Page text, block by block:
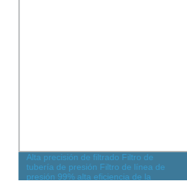
Alta precisión de filtrado Filtro de
tubería de presión Filtro de línea de
presión 99% alta eficiencia de la